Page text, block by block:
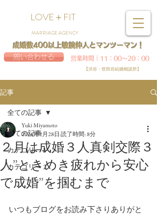
LOVE＋FIT
MARRIAGE AGENCY
問い合わせる
【渋谷・世田谷結婚相談所】
成婚数400以上敏腕仲人とマンツーマン！
営業時間｜11：00～20：00
記事
全ての記事
カテゴリー 1
カテゴリー 2
全ての記事
２月は成婚３人真剣交際３
人”ときめき疲れから安心
で成婚”を掴むまで
Yuki Miyamoto
2024年2月28日 読了時間: 8分
いつもブログをお読み下さりありがと